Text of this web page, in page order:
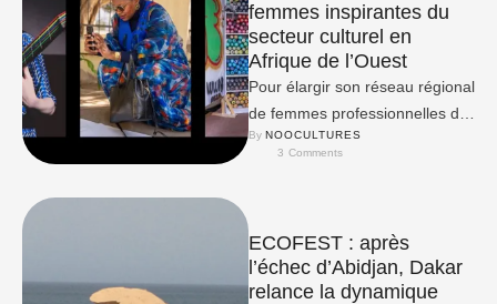
femmes inspirantes du
secteur culturel en
Afrique de l’Ouest
Pour élargir son réseau régional
de femmes professionnelles de
la culture.
By NOOCULTURES
3 Comments
ECOFEST : après
l’échec d’Abidjan, Dakar
relance la dynamique